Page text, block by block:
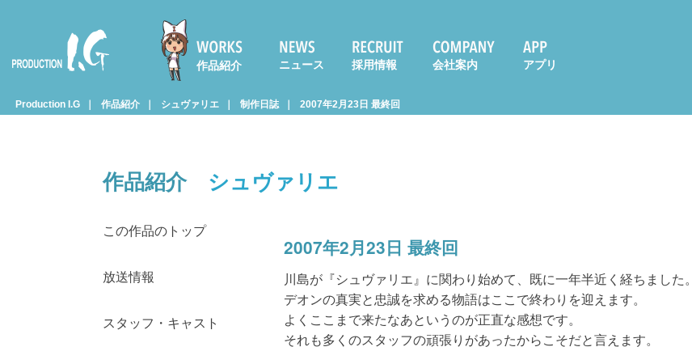
Prod
作品紹介 ニュース 採用情報 会社案内 アプリ
Production I.G 作品紹介 シュヴァリエ 制作日誌 2007年2月23日 最終回
作品紹介 シュヴァリエ
この作品のトップ
放送情報
スタッフ・キャスト
2007年2月23日 最終回
川島が『シュヴァリエ』に関わり始めて、既に一年半近く経ちました。
デオンの真実と忠誠を求める物語はここで終わりを迎えます。
よくここまで来たなあというのが正直な感想です。
それも多くのスタッフの頑張りがあったからこそだと言えます。